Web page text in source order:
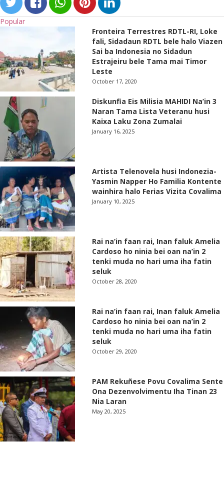
Popular
Fronteira Terrestres RDTL-RI, Loke
fali, Sidadaun RDTL bele halo Viazen
Sai ba Indonesia no Sidadun
Estrajeiru bele Tama mai Timor
Leste
October 17, 2020
Diskunfia Eis Milisia MAHIDI Na’in 3
Naran Tama Lista Veteranu husi
Kaixa Laku Zona Zumalai
January 16, 2025
Artista Telenovela husi Indonezia-
Yasmin Napper Ho Familia Kontente
wainhira halo Ferias Vizita Covalima
January 10, 2025
Rai na’in faan rai, Inan faluk Amelia
Cardoso ho ninia bei oan na’in 2
tenki muda no hari uma iha fatin
seluk
October 28, 2020
Rai na’in faan rai, Inan faluk Amelia
Cardoso ho ninia bei oan na’in 2
tenki muda no hari uma iha fatin
seluk
October 29, 2020
PAM Rekuñese Povu Covalima Sente
Ona Dezenvolvimentu Iha Tinan 23
Nia Laran
May 20, 2025